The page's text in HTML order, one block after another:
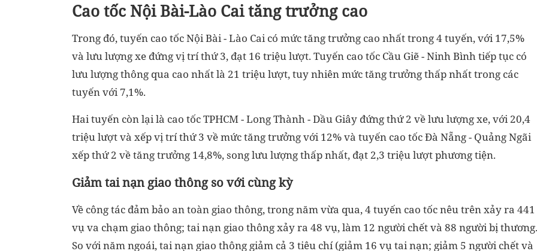
Cao tốc Nội Bài-Lào Cai tăng trưởng cao
Trong đó, tuyến cao tốc Nội Bài - Lào Cai có mức tăng trưởng cao nhất trong 4 tuyến, với 17,5%
và lưu lượng xe đứng vị trí thứ 3, đạt 16 triệu lượt. Tuyến cao tốc Cầu Giẽ - Ninh Bình tiếp tục có
lưu lượng thông qua cao nhất là 21 triệu lượt, tuy nhiên mức tăng trưởng thấp nhất trong các
tuyến với 7,1%.
Hai tuyến còn lại là cao tốc TPHCM - Long Thành - Dầu Giây đứng thứ 2 về lưu lượng xe, với 20,4
triệu lượt và xếp vị trí thứ 3 về mức tăng trưởng với 12% và tuyến cao tốc Đà Nẵng - Quảng Ngãi
xếp thứ 2 về tăng trưởng 14,8%, song lưu lượng thấp nhất, đạt 2,3 triệu lượt phương tiện.
Giảm tai nạn giao thông so với cùng kỳ
Về công tác đảm bảo an toàn giao thông, trong năm vừa qua, 4 tuyến cao tốc nêu trên xảy ra 441
vụ va chạm giao thông; tai nạn giao thông xảy ra 48 vụ, làm 12 người chết và 88 người bị thương.
So với năm ngoái, tai nạn giao thông giảm cả 3 tiêu chí (giảm 16 vụ tai nạn; giảm 5 người chết và